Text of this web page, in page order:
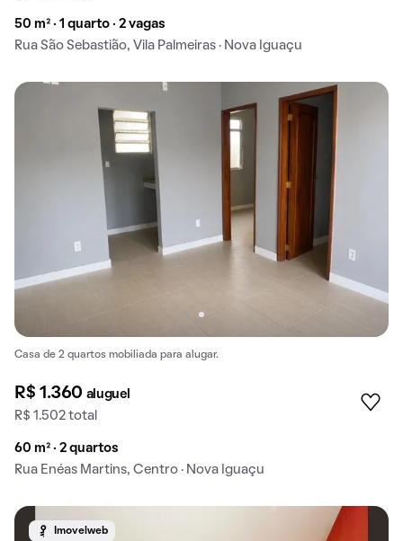
50 m² · 1 quarto · 2 vagas
Rua São Sebastião, Vila Palmeiras · Nova Iguaçu
Casa de 2 quartos mobiliada para alugar.
R$ 1.360 aluguel
R$ 1.502 total
60 m² · 2 quartos
Rua Enéas Martins, Centro · Nova Iguaçu
Imovelweb